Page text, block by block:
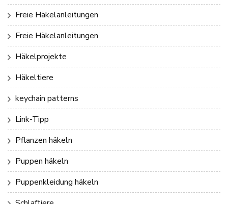
Freie Häkelanleitungen
Freie Häkelanleitungen
Häkelprojekte
Häkeltiere
keychain patterns
Link-Tipp
Pflanzen häkeln
Puppen häkeln
Puppenkleidung häkeln